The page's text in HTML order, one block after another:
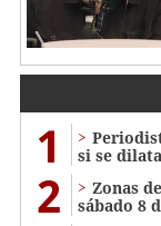
1
si se
2
Zonas
sábado 8